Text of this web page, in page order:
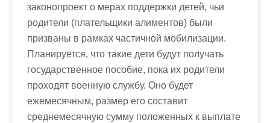
законопроект о мерах поддержки детей, чьи
родители (плательщики алиментов) были
призваны в рамках частичной мобилизации.
Планируется, что такие дети будут получать
государственное пособие, пока их родители
проходят военную службу. Оно будет
ежемесячным, размер его составит
среднемесячную сумму положенных к выплате